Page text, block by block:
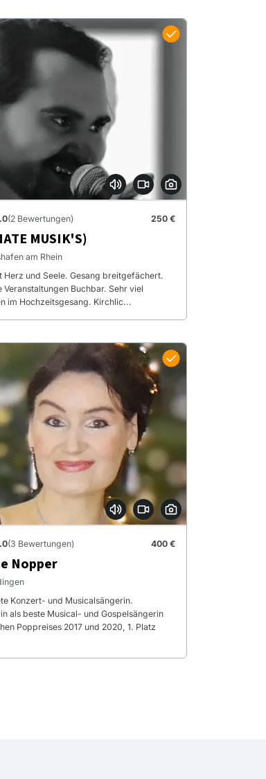
(2 Bewertungen) 250 €
MUSIK'S)
am Rhein
Herz und Seele. Gesang breitgefächert.
Veranstaltungen Buchbar. Sehr viel
im Hochzeitsgesang. Kirchlic...
(3 Bewertungen) 400 €
Nopper
Konzert- und Musicalsängerin.
als beste Musical- und Gospelsängerin
Poppreises 2017 und 2020, 1. Platz